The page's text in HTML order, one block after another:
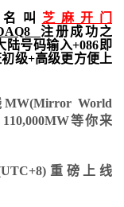
叫 芝麻开门
注册成功之
陆号码输入+086即
级+高级更方便上
World
等你来
重磅上线